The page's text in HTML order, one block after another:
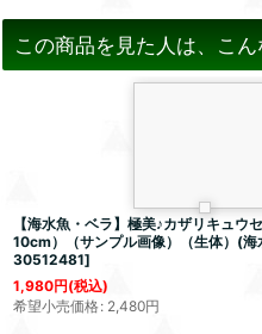
この商品を見た人は、こん
【海水魚・ベラ】極美♪カザリキュウ
10cm）（サンプル画像）（生体）(海
30512481]
1,980円(税込)
希望小売価格: 2,480円